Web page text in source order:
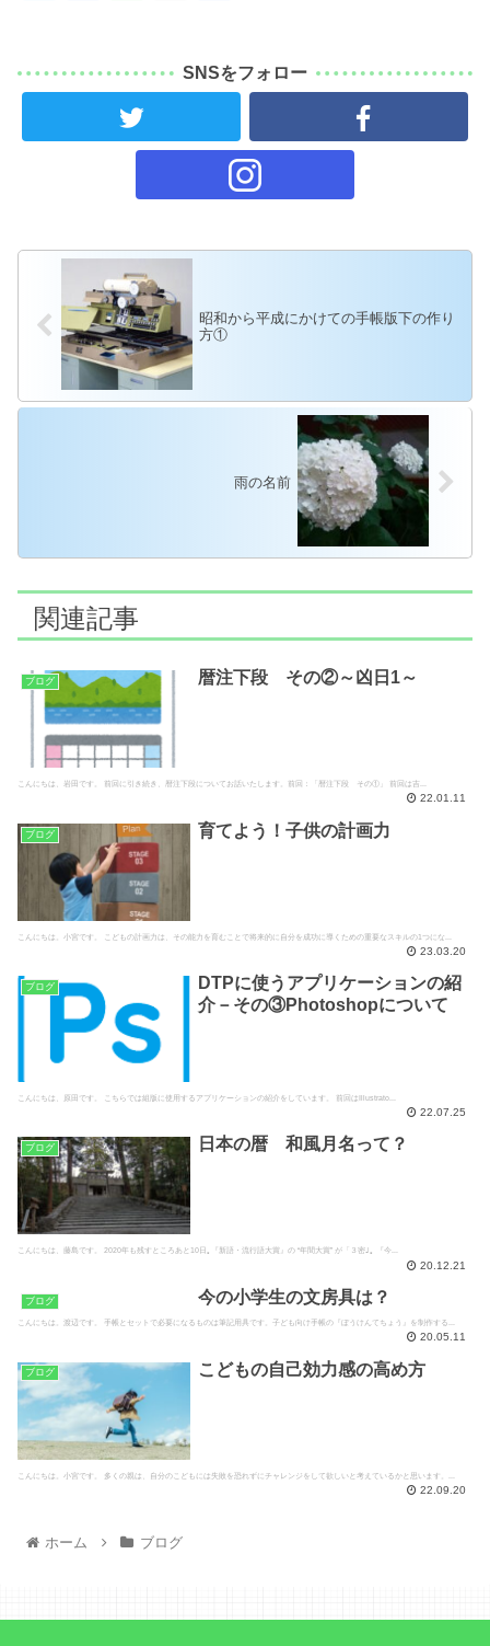
er e
b
SNSをフォロー
昭和から平成にかけての手帳版下の作り
方①
雨の名前
関連記事
ブログ 暦注下段 その②～凶日1～
こんにちは、岩田です。 前回に引き続き、暦注下段についてお話いたします。前回：「暦注下段 その①」 前回は吉...
22.01.11
ブログ 育てよう！子供の計画力
こんにちは。小宮です。 こどもの計画力は、その能力を育むことで将来的に自分を成功に導くための重要なスキルの1つにな...
23.03.20
ブログ
DTPに使うアプリケーションの紹
介－その③Photoshopについて
こんにちは、原田です。 こちらでは組版に使用するアプリケーションの紹介をしています。 前回はIllustrato...
22.07.25
ブログ 日本の暦 和風月名って？
こんにちは、藤島です。 2020年も残すところあと10日｡『新語・流行語大賞』の “年間大賞” が「３密｣｡ 『今...
20.12.21
ブログ 今の小学生の文房具は？
こんにちは。渡辺です。 手帳とセットで必要になるものは筆記用具です。子ども向け手帳の『ぼうけんてちょう』を制作する...
20.05.11
ブログ こどもの自己効力感の高め方
こんにちは。小宮です。 多くの親は、自分のこどもには失敗を恐れずにチャレンジをして欲しいと考えているかと思います。...
22.09.20
ホーム ブログ